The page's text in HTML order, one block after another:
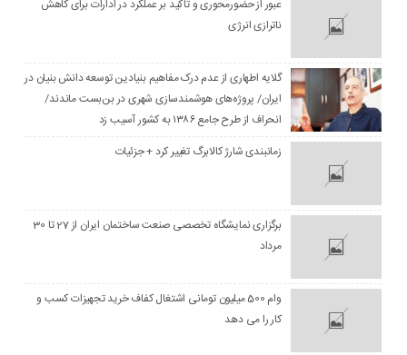
عبور از حضورمحوری و تاکید بر عملکرد در ادارات برای کاهش
ناترازی انرژی
گلایه اطهاری از عدم درک مفاهیم بنیادین توسعه دانش بنیان در
ایران/ پروژه‌های هوشمندسازی شهری در بن‌بست ماندند/
انحراف از طرح جامع ۱۳۸۶ به کشور آسیب زد
زمانبندی شارژ کالابرگ تغییر کرد + جزئیات
برگزاری نمایشگاه تخصصی صنعت ساختمان ایران از 27 تا 30
مرداد
وام 500 میلیون تومانی اشتغال کفاف خرید تجهیزات کسب و
کار را می دهد